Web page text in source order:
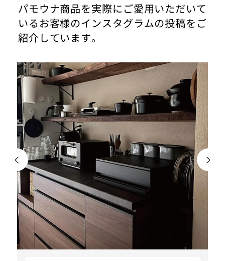
パモウナ商品を実際にご愛用いただいて
いるお客様のインスタグラムの投稿をご
紹介しています。